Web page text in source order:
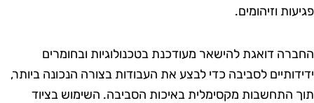
וזיהומים.
דואגת להישאר מעודכנת בטכנולוגיות ובחומרים
לסביבה כדי לבצע את העבודות בצורה הנכונה ביותר,
התחשבות מקסימלית באיכות הסביבה. השימוש בציוד